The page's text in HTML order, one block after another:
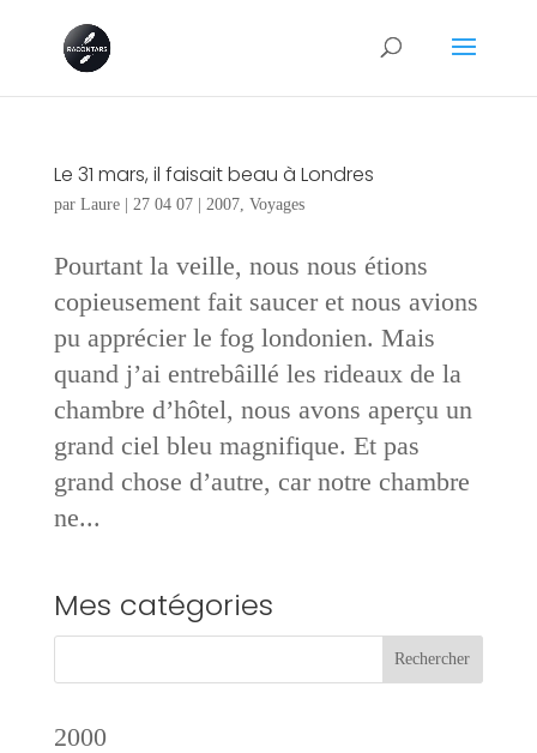
Le 31 mars, il faisait beau à Londres
par Laure| 27 04 07| 2007, Voyages
Pourtant la veille, nous nous étions
copieusement fait saucer et nous avions
pu apprécier le fog londonien. Mais
quand j’ai entrebâillé les rideaux de la
chambre d’hôtel, nous avons aperçu un
grand ciel bleu magnifique. Et pas
grand chose d’autre, car notre chambre
ne...
Mes catégories
2000